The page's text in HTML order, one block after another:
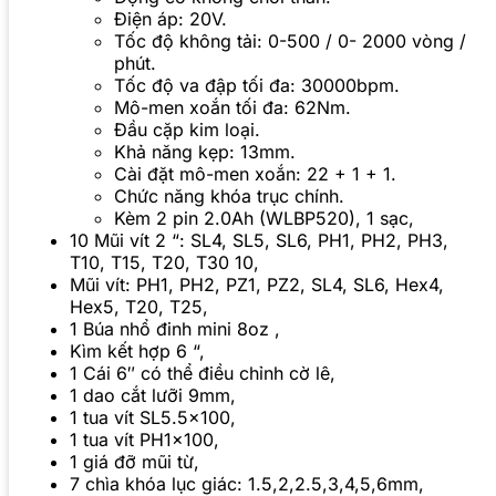
Điện áp: 20V.
Tốc độ không tải: 0-500 / 0- 2000 vòng /
phút.
Tốc độ va đập tối đa: 30000bpm.
Mô-men xoắn tối đa: 62Nm.
Đầu cặp kim loại.
Khả năng kẹp: 13mm.
Cài đặt mô-men xoắn: 22 + 1 + 1.
Chức năng khóa trục chính.
Kèm 2 pin 2.0Ah (WLBP520), 1 sạc,
10 Mũi vít 2 “: SL4, SL5, SL6, PH1, PH2, PH3,
T10, T15, T20, T30 10,
Mũi vít: PH1, PH2, PZ1, PZ2, SL4, SL6, Hex4,
Hex5, T20, T25,
1 Búa nhổ đinh mini 8oz ,
Kìm kết hợp 6 “,
1 Cái 6″ có thể điều chỉnh cờ lê,
1 dao cắt lưỡi 9mm,
1 tua vít SL5.5×100,
1 tua vít PH1x100,
1 giá đỡ mũi từ,
7 chìa khóa lục giác: 1.5,2,2.5,3,4,5,6mm,